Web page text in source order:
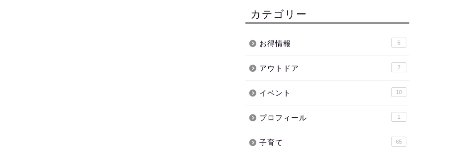
カテゴリー
お得情報 5
アウトドア 2
イベント 10
プロフィール 1
子育て 65